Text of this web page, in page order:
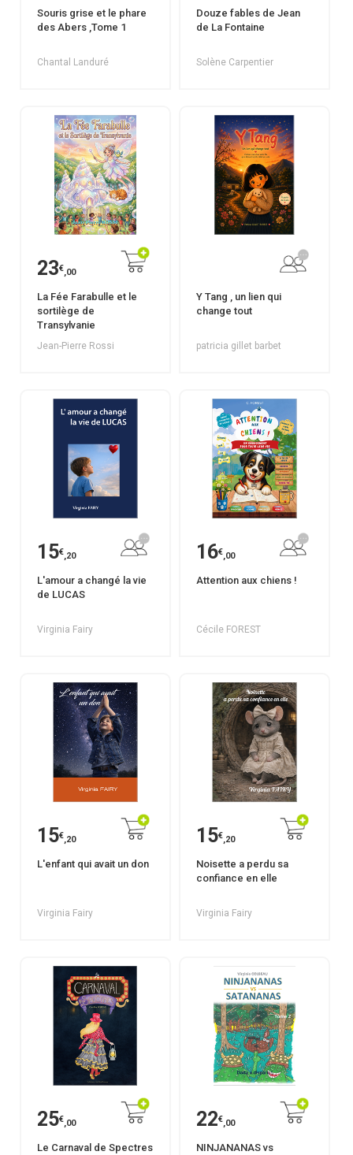
Souris grise et le phare
des Abers ,Tome 1
Chantal Landuré
Douze fables de Jean
de La Fontaine
Solène Carpentier
23€,00
La Fée Farabulle et le
sortilège de
Transylvanie
Jean-Pierre Rossi
Y Tang , un lien qui
change tout
patricia gillet barbet
15€,20
L'amour a changé la vie
de LUCAS
Virginia Fairy
16€,00
Attention aux chiens !
Cécile FOREST
15€,20
L'enfant qui avait un don
Virginia Fairy
15€,20
Noisette a perdu sa
confiance en elle
Virginia Fairy
25€,00
Le Carnaval de Spectres
22€,00
NINJANANAS vs